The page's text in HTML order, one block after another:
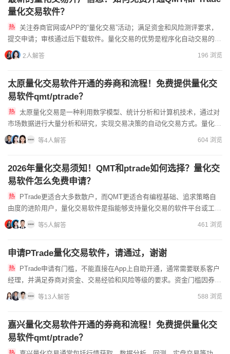
量化交易软件？
提交申请；审核通过后下载软件。量化交易的优势是程序化自动交易的。
在量化交易的领域中，主要流行的工具包括：qmt和ptra...
2人解答 196 浏览
太原量化交易软件开通的券商和流程！免费提供量化交
易软件qmt/ptrade？
市场数据进行大量分析和研究，实现交易决策的自动化交易方式。量化交
易有QMT、Ptrade，在证券公司办理量化交易需要达到10...
等4人解答 604 浏览
2026年量化交易须知！QMT和ptrade如何选择？量化交
易软件怎么免费申请？
由度的进阶用户，量化交易软件是指能够支持量化交易的软件平台或工
具，包括数据获取、策略编写、回测、优化、模拟和实盘交易...
等5人解答 461 浏览
申请PTrade量化交易软件，请通过，谢谢
经理，并满足券商对资金、交易经验和风险等级的要求。资金门槛因券商
而异，主流头部券商要求近20个交易日日均资产50万元...
等13人解答 588 浏览
嘉兴量化交易软件开通的券商和流程！免费提供量化交
易软件qmt/ptrade？